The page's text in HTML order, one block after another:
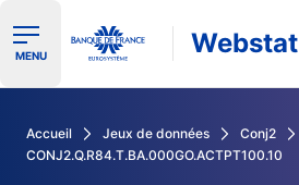
Ouvrir le menu de navigation
MENU Webstat
Accueil Jeux de données
Conj2
CONJ2.Q.R84.T.BA.000GO.ACTPT100.10